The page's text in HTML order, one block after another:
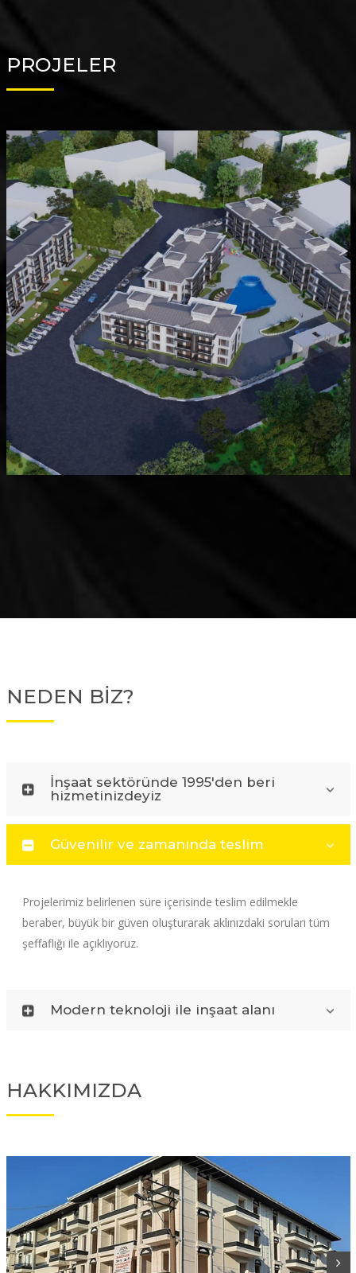
PROJELER
NEDEN BİZ?
İnşaat sektöründe 1995'den beri
hizmetinizdeyiz
Güvenilir ve zamanında teslim
Projelerimiz belirlenen süre içerisinde teslim edilmekle
beraber, büyük bir güven oluşturarak aklınızdaki soruları tüm
şeffaflığı ile açıklıyoruz.
Modern teknoloji ile inşaat alanı
HAKKIMIZDA